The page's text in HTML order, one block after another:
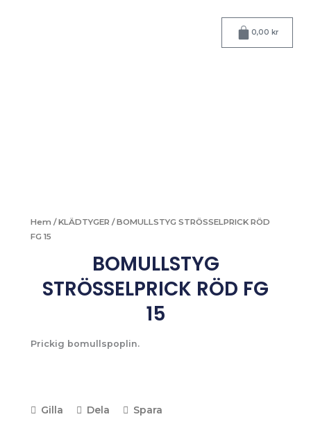
0,00 kr
Varukorg
Hem /KLÄDTYGER / BOMULLSTYG STRÖSSELPRICK RÖD
FG 15
BOMULLSTYG
STRÖSSELPRICK RÖD FG
15
Prickig bomullspoplin.
Gilla Dela Spara